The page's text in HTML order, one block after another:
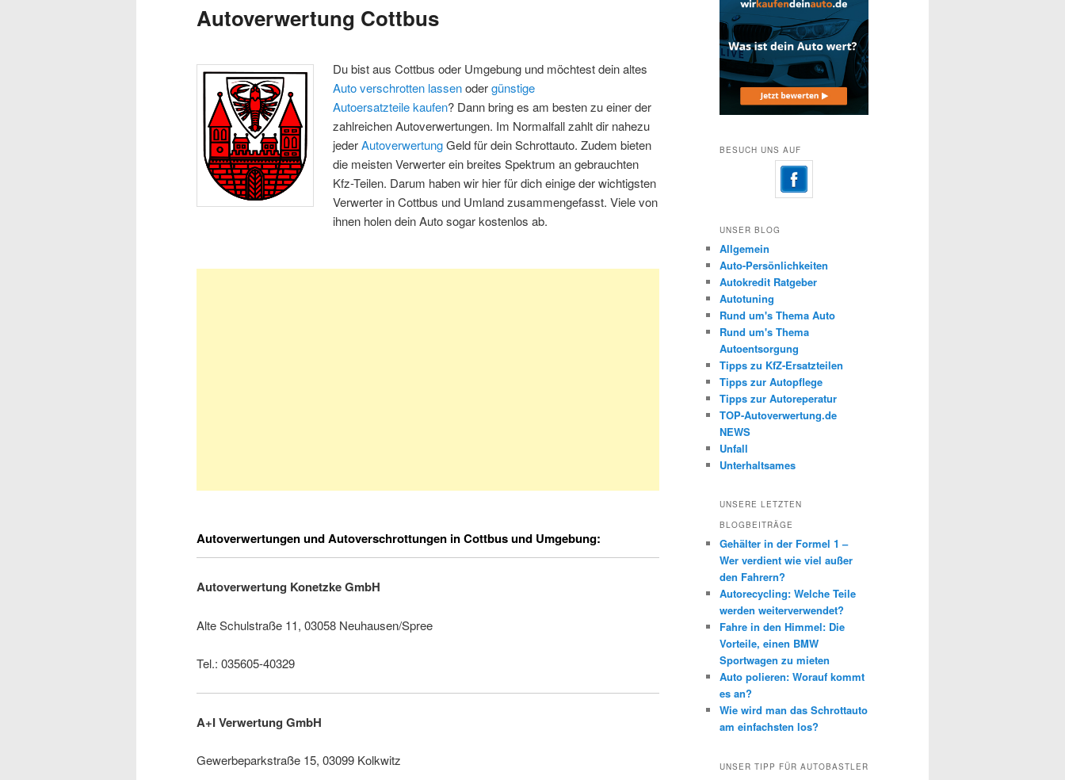
Autoverwertung Cottbus
Du bist aus Cottbus oder Umgebung und möchtest dein altes
Auto verschrotten lassenodergünstige
Autoersatzteile kaufen? Dann bring es am besten zu einer der
zahlreichen Autoverwertungen. Im Normalfall zahlt dir nahezu
jederAutoverwertungGeld für dein Schrottauto. Zudem bieten
die meisten Verwerter ein breites Spektrum an gebrauchten
Kfz-Teilen. Darum haben wir hier für dich einige der wichtigsten
Verwerter in Cottbus und Umland zusammengefasst. Viele von
ihnen holen dein Auto sogar kostenlos ab.
Autoverwertungen und Autoverschrottungen in Cottbus und Umgebung:
Autoverwertung Konetzke GmbH
Alte Schulstraße 11, 03058 Neuhausen/Spree
Tel.: 035605-40329
A+I Verwertung GmbH
Gewerbeparkstraße 15, 03099 Kolkwitz
BESUCH UNS AUF
UNSER BLOG
Allgemein
Auto-Persönlichkeiten
Autokredit Ratgeber
Autotuning
Rund um's Thema Auto
Rund um's Thema
Autoentsorgung
Tipps zu KfZ-Ersatzteilen
Tipps zur Autopflege
Tipps zur Autoreperatur
TOP-Autoverwertung.de
NEWS
Unfall
Unterhaltsames
UNSERE LETZTEN
BLOGBEITRÄGE
Gehälter in der Formel 1 –
Wer verdient wie viel außer
den Fahrern?
Autorecycling: Welche Teile
werden weiterverwendet?
Fahre in den Himmel: Die
Vorteile, einen BMW
Sportwagen zu mieten
Auto polieren: Worauf kommt
es an?
Wie wird man das Schrottauto
am einfachsten los?
UNSER TIPP FÜR AUTOBASTLER